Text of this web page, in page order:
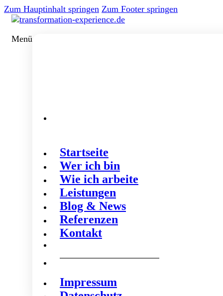
Zum Hauptinhalt springen Zum Footer springen
Menü
Startseite
Wer ich bin
Wie ich arbeite
Leistungen
Blog & News
Referenzen
Kontakt
Impressum